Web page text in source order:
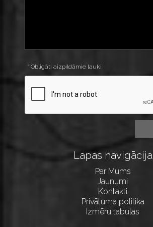
* Obligāti aizpildāmie lauki
Lapas navigācija
Par Mums
Jaunumi
Kontakti
Privātuma politika
Izmēru tabulas